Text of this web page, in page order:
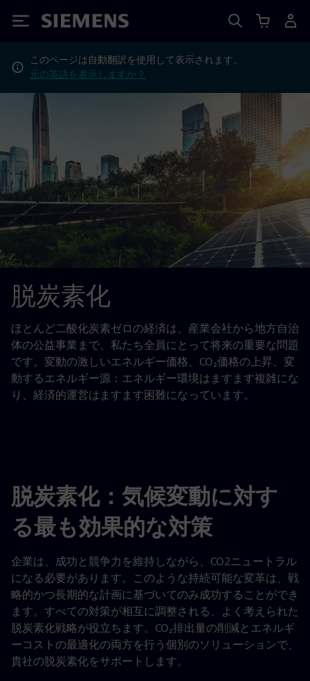
Siemens
このページは自動翻訳を使用して表示されます。
元の英語を表示しますか？
脱炭素化
ほとんど二酸化炭素ゼロの経済は、産業会社から地方自治
体の公益事業まで、私たち全員にとって将来の重要な問題
です。変動の激しいエネルギー価格、CO₂価格の上昇、変
動するエネルギー源：エネルギー環境はますます複雑にな
り、経済的運営はますます困難になっています。
脱炭素化：気候変動に対す
る最も効果的な対策
企業は、成功と競争力を維持しながら、CO2ニュートラル
になる必要があります。このような持続可能な変革は、戦
略的かつ長期的な計画に基づいてのみ成功することができ
ます。すべての対策が相互に調整される、よく考えられた
脱炭素化戦略が役立ちます。CO₂排出量の削減とエネルギ
ーコストの最適化の両方を行う個別のソリューションで、
貴社の脱炭素化をサポートします。